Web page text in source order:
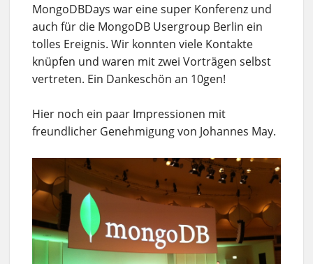
MongoDBDays war eine super Konferenz und
auch für die MongoDB Usergroup Berlin ein
tolles Ereignis. Wir konnten viele Kontakte
knüpfen und waren mit zwei Vorträgen selbst
vertreten. Ein Dankeschön an 10gen!
Hier noch ein paar Impressionen mit
freundlicher Genehmigung von Johannes May.